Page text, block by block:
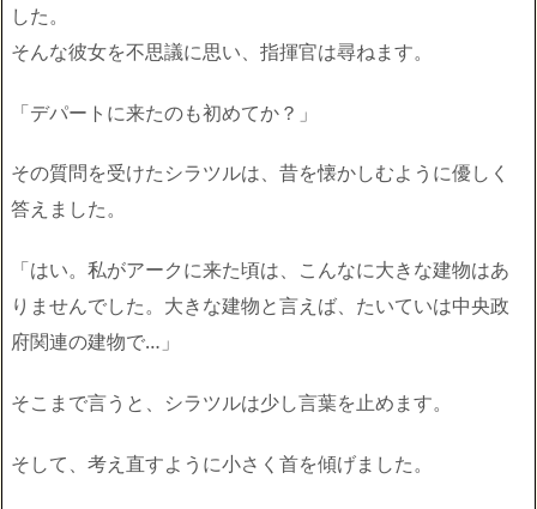
した。
そんな彼女を不思議に思い、指揮官は尋ねます。
「デパートに来たのも初めてか？」
その質問を受けたシラツルは、昔を懐かしむように優しく
答えました。
「はい。私がアークに来た頃は、こんなに大きな建物はあ
りませんでした。大きな建物と言えば、たいていは中央政
府関連の建物で…」
そこまで言うと、シラツルは少し言葉を止めます。
そして、考え直すように小さく首を傾げました。